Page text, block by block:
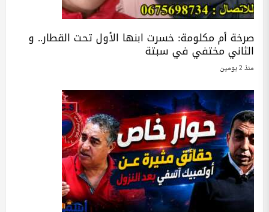
صرخة أم مكلومة: خسرت ابنها الأول تحت القطار.. و
الثاني مختفي في سبتة
منذ 2 يومين